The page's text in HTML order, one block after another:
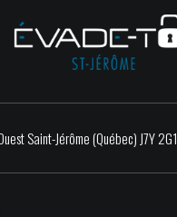
Saint-Jérôme (Québec) J7Y 2G1